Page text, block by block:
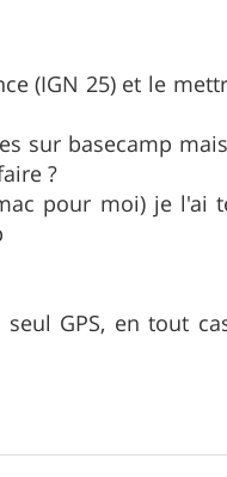
(IGN 25) et le
sur basecamp
?
pour moi) je l'ai
GPS, en tout